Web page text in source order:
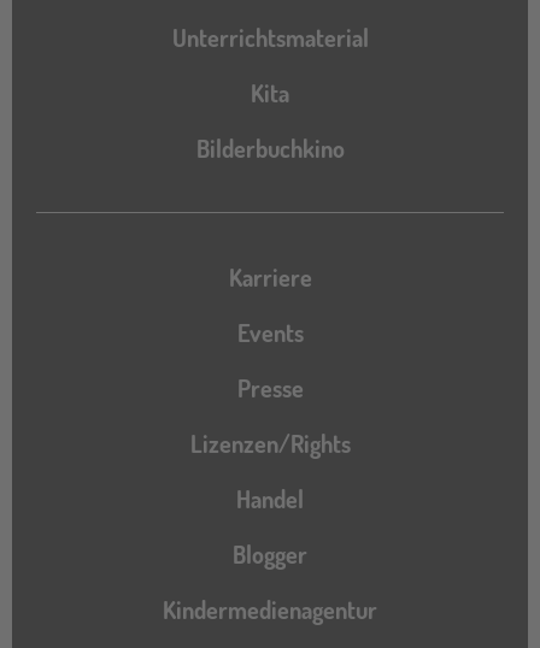
Unterrichtsmaterial
Kita
Bilderbuchkino
Karriere
Events
Presse
Lizenzen/Rights
Handel
Blogger
Kindermedienagentur